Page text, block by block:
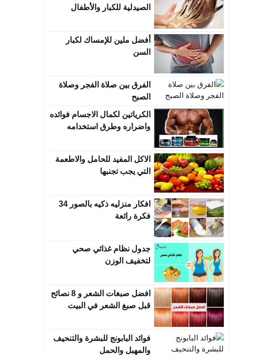
الصيدلية للكبار والأطفال
أفضل ملين للإمساك لكبار
السن
الفرق بين صلاة الفجر وصلاة
الصبح
الكرياتين لكمال الاجسام فوائده
واضراره وطرق استخدامه
الاكل المفيد للحامل والاطعمة
التي يجب تجنبها
افكار منزليه ذكيه بالصور 34
فكرة رائعة
جدول نظام غذائي صحي
لتخفيف الوزن
افضل صبغات الشعر و 8 نصائح
قبل صبغ الشعر في البيت
فوائد البابونج للبشرة والتنحيف
والمهبل والحمل